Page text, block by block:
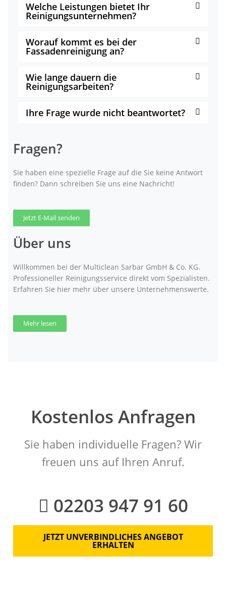
Welche Leistungen bietet Ihr
Reinigungsunternehmen?
Worauf kommt es bei der
Fassadenreinigung an?
Wie lange dauern die
Reinigungsarbeiten?
Ihre Frage wurde nicht beantwortet?
Fragen?
Sie haben eine spezielle Frage auf die Sie keine Antwort
finden? Dann schreiben Sie uns eine Nachricht!
Jetzt E-Mail senden
Über uns
Willkommen bei der Multiclean Sarbar GmbH & Co. KG.
Professioneller Reinigungsservice direkt vom Spezialisten.
Erfahren Sie hier mehr über unsere Unternehmenswerte.
Mehr lesen
Kostenlos Anfragen
Sie haben individuelle Fragen? Wir
freuen uns auf Ihren Anruf.
02203 947 91 60
JETZT UNVERBINDLICHES ANGEBOT
ERHALTEN